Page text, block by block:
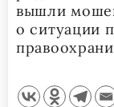
вышли
о ситуации